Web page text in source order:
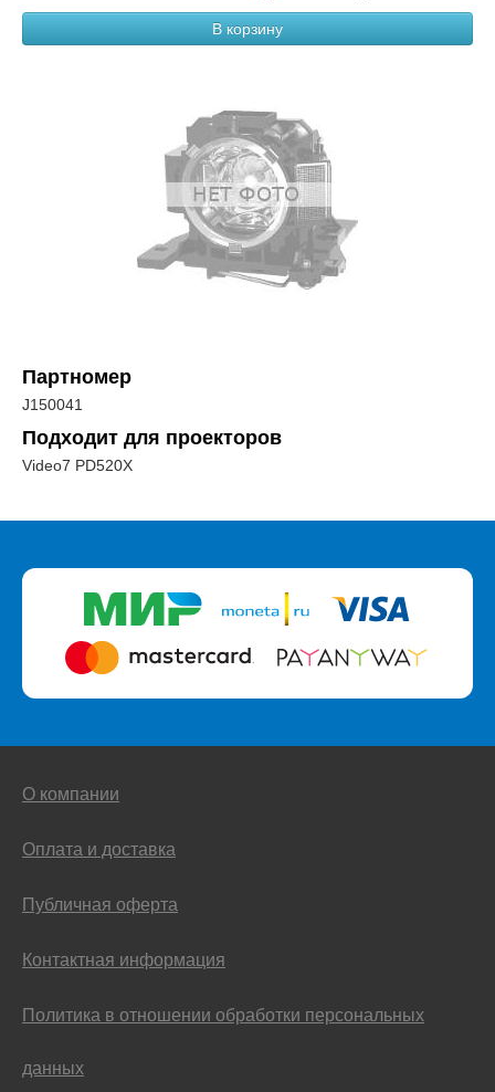
В корзину
Партномер
J150041
Подходит для проекторов
Video7 PD520X
О компании
Оплата и доставка
Публичная оферта
Контактная информация
Политика в отношении обработки персональных
данных